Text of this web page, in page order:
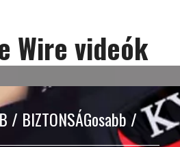
Wire videók
/ BIZTONSÁGosabb /